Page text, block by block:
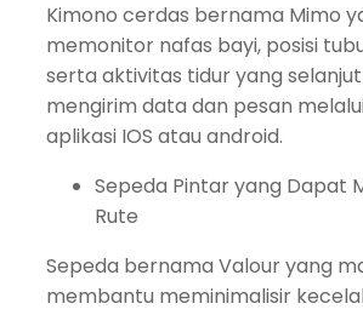
Kimono cerdas bernama Mimo
memonitor nafas bayi, posisi
serta aktivitas tidur yang
mengirim data dan pesan
aplikasi IOS atau android.
Sepeda Pintar yang Dapat
Rute
Sepeda bernama Valour yang
membantu meminimalisir